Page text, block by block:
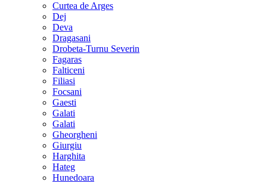
Curtea de Arges
Dej
Deva
Dragasani
Drobeta-Turnu Severin
Fagaras
Falticeni
Filiasi
Focsani
Gaesti
Galati
Galati
Gheorgheni
Giurgiu
Harghita
Hateg
Hunedoara